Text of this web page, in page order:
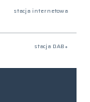
stacja internetowa
stacja DAB+